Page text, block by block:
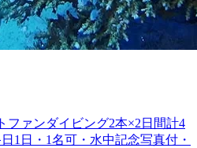
ァンダイビング2本×2日間計4
1日・1名可・水中記念写真付・